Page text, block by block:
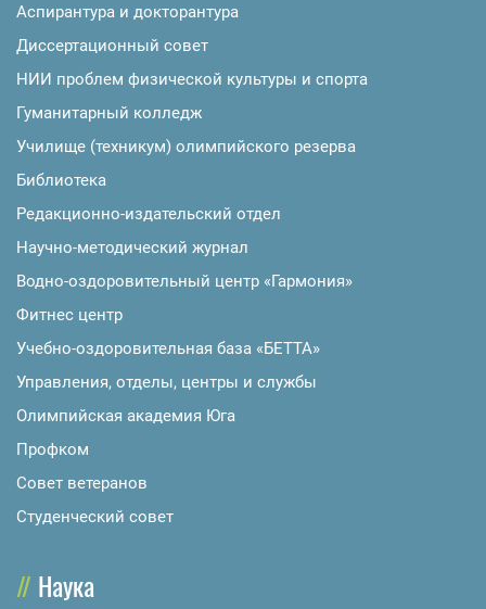
Аспирантура и докторантура
Диссертационный совет
НИИ проблем физической культуры и спорта
Гуманитарный колледж
Училище (техникум) олимпийского резерва
Библиотека
Редакционно-издательский отдел
Научно-методический журнал
Водно-оздоровительный центр «Гармония»
Фитнес центр
Учебно-оздоровительная база «БЕТТА»
Управления, отделы, центры и службы
Олимпийская академия Юга
Профком
Совет ветеранов
Студенческий совет
Наука